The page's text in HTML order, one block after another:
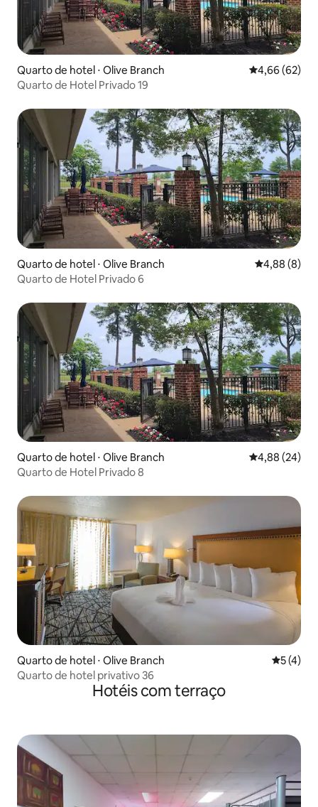
Quarto de hotel ⋅ Olive Branch 4,66 de uma
4,66 (62)
Quarto de Hotel Privado 19
Quarto de hotel ⋅ Olive Branch 4,88 de uma
4,88 (8)
Quarto de Hotel Privado 6
Quarto de hotel ⋅ Olive Branch 4,88 de uma
4,88 (24)
Quarto de Hotel Privado 8
Quarto de hotel ⋅ Olive Branch 5 de
5 (4)
Quarto de hotel privativo 36
Hotéis com terraço